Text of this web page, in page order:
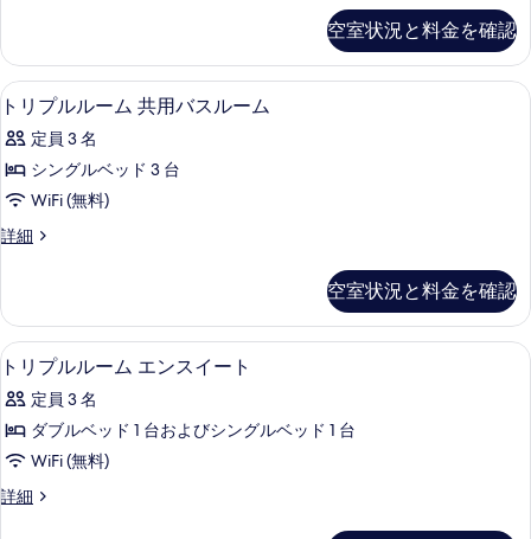
す
る
ド
1
台
の
す
べ
て
写
真
を
表
示
す
る
ド
台
の
詳
細
エ
ン
ス
イ
ー
ト
の
て
の
写
真
を
示
ル
ー
ム
ン
ス
ー
ト
の
空室状況と料金を確認
ト
リ
プ
ル
ー
共
用
バ
ス
ル
ー
ム
トリプルルーム 共用バスルーム | セ
10
トリプルルーム 共用バスルーム
定員 3 名
シングルベッド 3 台
WiFi (無料)
詳細
ト
ル
ー
ム
用
バ
ル
ー
ム
空室状況と料金を確認
ト
リ
プ
ル
ー
トリプルルーム エンスイート | バス
6
トリプルルーム エンスイート
定員 3 名
ダブルベッド 1 台およびシングルベッド 1 台
WiFi (無料)
詳細
ト